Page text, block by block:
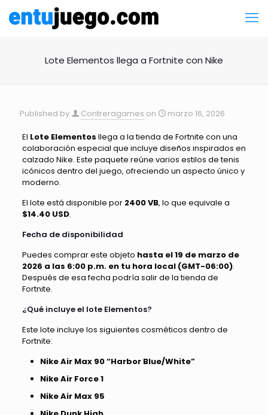
Lote Elementos llega a Fortnite con Nike
Published by Contreragames on marzo 16, 2026
El Lote Elementos llega a la tienda de Fortnite con una
colaboración especial que incluye diseños inspirados en
calzado Nike. Este paquete reúne varios estilos de tenis
icónicos dentro del juego, ofreciendo un aspecto único y
moderno.
El lote está disponible por 2400 VB, lo que equivale a
$14.40 USD.
Fecha de disponibilidad
Puedes comprar este objeto hasta el 19 de marzo de
2026 a las 6:00 p.m. en tu hora local (GMT-06:00).
Después de esa fecha podría salir de la tienda de
Fortnite.
¿Qué incluye el lote Elementos?
Este lote incluye los siguientes cosméticos dentro de
Fortnite:
Nike Air Max 90 “Harbor Blue/White”
Nike Air Force 1
Nike Air Max 95